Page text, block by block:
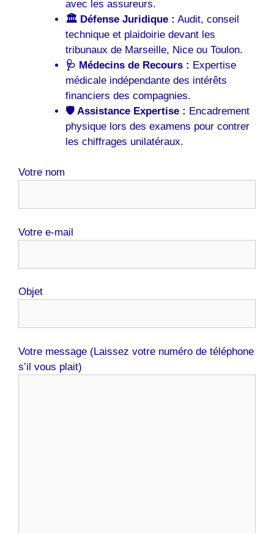
avec les assureurs.
🏛️ Défense Juridique : Audit, conseil
technique et plaidoirie devant les
tribunaux de Marseille, Nice ou Toulon.
🩺 Médecins de Recours : Expertise
médicale indépendante des intérêts
financiers des compagnies.
🛡️ Assistance Expertise : Encadrement
physique lors des examens pour contrer
les chiffrages unilatéraux.
Votre nom
Votre e-mail
Objet
Votre message (Laissez votre numéro de téléphone
s’il vous plait)